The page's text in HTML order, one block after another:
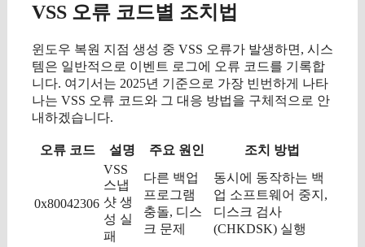
VSS 오류 코드별 조치법
윈도우 복원 지점 생성 중 VSS 오류가 발생하면, 시스
템은 일반적으로 이벤트 로그에 오류 코드를 기록합
니다. 여기서는 2025년 기준으로 가장 빈번하게 나타
나는 VSS 오류 코드와 그 대응 방법을 구체적으로 안
내하겠습니다.
오류 코드 설명 주요 원인 조치 방법
0x80042306
VSS
스냅
샷 생
성 실
패
다른 백업
프로그램
충돌, 디스
크 문제
동시에 동작하는 백
업 소프트웨어 중지,
디스크 검사
(CHKDSK) 실행